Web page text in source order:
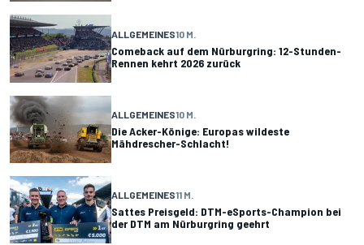
ALLGEMEINES10 M.
Comeback auf dem Nürburgring: 12-Stunden-
Rennen kehrt 2026 zurück
ALLGEMEINES10 M.
Die Acker-Könige: Europas wildeste
Mähdrescher-Schlacht!
ALLGEMEINES11 M.
Sattes Preisgeld: DTM-eSports-Champion bei
der DTM am Nürburgring geehrt